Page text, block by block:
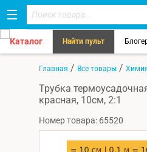
Каталог Найти пульт
Главная / Все товары /
Трубка
красная, 10см, 2:1
Номер товара: 65520